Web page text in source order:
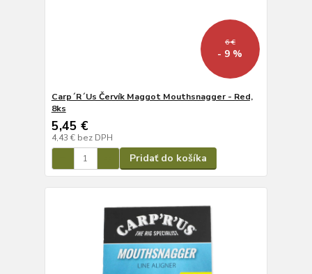
6 €
- 9 %
Carp´R´Us Červík Maggot Mouthsnagger - Red,
8ks
5,45 €
4,43 € bez DPH
Pridať do košíka